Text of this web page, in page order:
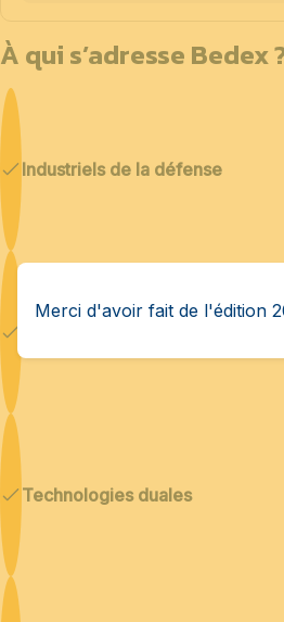
À qui s’adresse Bedex
Industriels de la défense
Technologies duales
Merci d'avoir fait de l'édition